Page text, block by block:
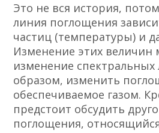
Это не вся история,
линия поглощения
частиц (температуры) и
Изменение этих величин
изменение
образом, изменить
обеспечиваемое газом.
предстоит обсудить
поглощения,